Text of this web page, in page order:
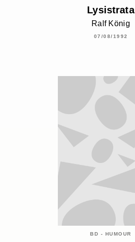
Lysistrata
Ralf König
07/08/1992
BD - HUMOUR